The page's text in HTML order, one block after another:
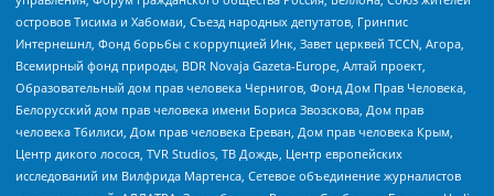
островов Тисима и Хабомаи, Съезд народных депутатов, Гринпис
Интернешнл, Фонд борьбы с коррупцией Инк, Завет церквей TCCN, Агора,
Всемирный фонд природы, BDR Novaja Gazeta-Europe, Алтай проект,
Образовательный дом прав человека Чернигов, Фонд Дом Прав Человека,
Белорусский дом прав человека имени Бориса Звозскова, Дом прав
человека Тбилиси, Дом прав человека Ереван, Дом прав человека Крым,
Центр дикого лосося, TVR Studios, ТВ Дождь, Центр европейских
исследований им Вилфрида Мартенса, Сетевое объединение журналистов